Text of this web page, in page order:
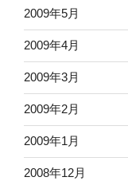
2009年5月
2009年4月
2009年3月
2009年2月
2009年1月
2008年12月